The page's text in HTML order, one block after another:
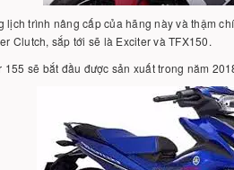
lịch trình nâng cấp của hãng này và thậm
Clutch, sắp tới sẽ là Exciter và TFX150.
sẽ bắt đầu được sản xuất trong năm